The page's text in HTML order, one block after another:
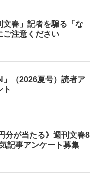
文春」記者を騙る「な
ご注意ください
」（2026夏号）読者ア
ト
分が当たる》週刊文春8
記事アンケート募集